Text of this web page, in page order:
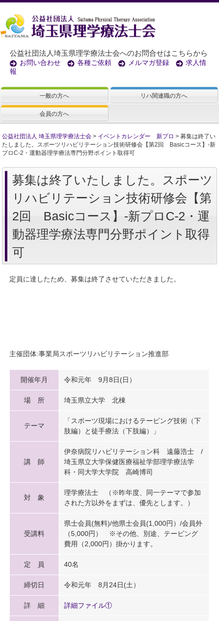
公益社団法人埼玉県理学療法士会へのお問合せはこちらから
お問い合わせ 各種ご依頼 メルマガ登録
求人情
報
一般の方へ リハ関連職の方へ
会員の方へ
公益社団法人 埼玉県理学療法士会 > イベントカレンダー 新プロ >募集は終了い
たしました。スポーツリハビリテーション技術研修会【第2回 Basicコース】-新
プロC-2・運動器理学療法専門分野ポイント取得可
募集は終了いたしました。スポーツ
リハビリテーション技術研修会【第
2回 Basicコース】-新プロC-2・運
動器理学療法専門分野ポイント取得
可
定員に達したため、募集は終了させていただきました。
主催団体:事業局スポーツリハビリテーション推進部
開催年月 令和元年 9月8日(日）
場 所 埼玉県立大学 北棟
テーマ
「スポーツ現場におけるテーピング技術（下
肢編）と徒手療法（下肢編）」
講 師
伊奈病院リハビリテーション科 遠藤浩士 /
埼玉県立大学保健医療福祉学部理学療法学
科・同大学大学院 高崎博司
対 象
理学療法士 （※昨年度、同一テーマで参加
された方以外をまずは、優先とします。）
受講料
県士会員(無料)/他県士会員(1,000円）/会員外
（5,000円） ※その他、別途、テーピング
費用（2,000円）掛かります。
定 員 40名
締切日 令和元年 8月24日(土）
詳 細 詳細ファイル①